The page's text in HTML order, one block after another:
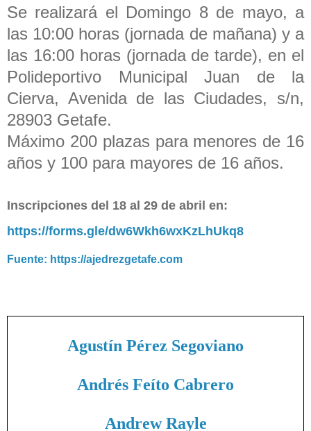
Se realizará el Domingo 8 de mayo, a
las 10:00 horas (jornada de mañana) y a
las 16:00 horas (jornada de tarde), en el
Polideportivo Municipal Juan de la
Cierva, Avenida de las Ciudades, s/n,
28903 Getafe.
Máximo 200 plazas para menores de 16
años y 100 para mayores de 16 años.
Inscripciones del 18 al 29 de abril en:
https://forms.gle/dw6Wkh6wxKzLhUkq8
Fuente: https://ajedrezgetafe.com
Agustín Pérez Segoviano
Andrés Feíto Cabrero
Andrew Rayle